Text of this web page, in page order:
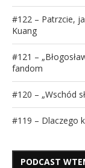
#122 – Patrzcie,
Kuang
#121 –
fandom
#120 – „Wschód
#119 – Dlaczego
PODCAST